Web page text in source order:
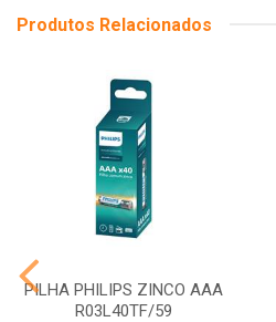
Produtos Relacionados
PILHA PHILIPS ZINCO AAA
R03L40TF/59